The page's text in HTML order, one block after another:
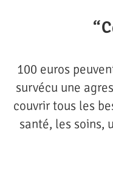
100 euros
survécu une
couvrir tous les
santé, les soins,